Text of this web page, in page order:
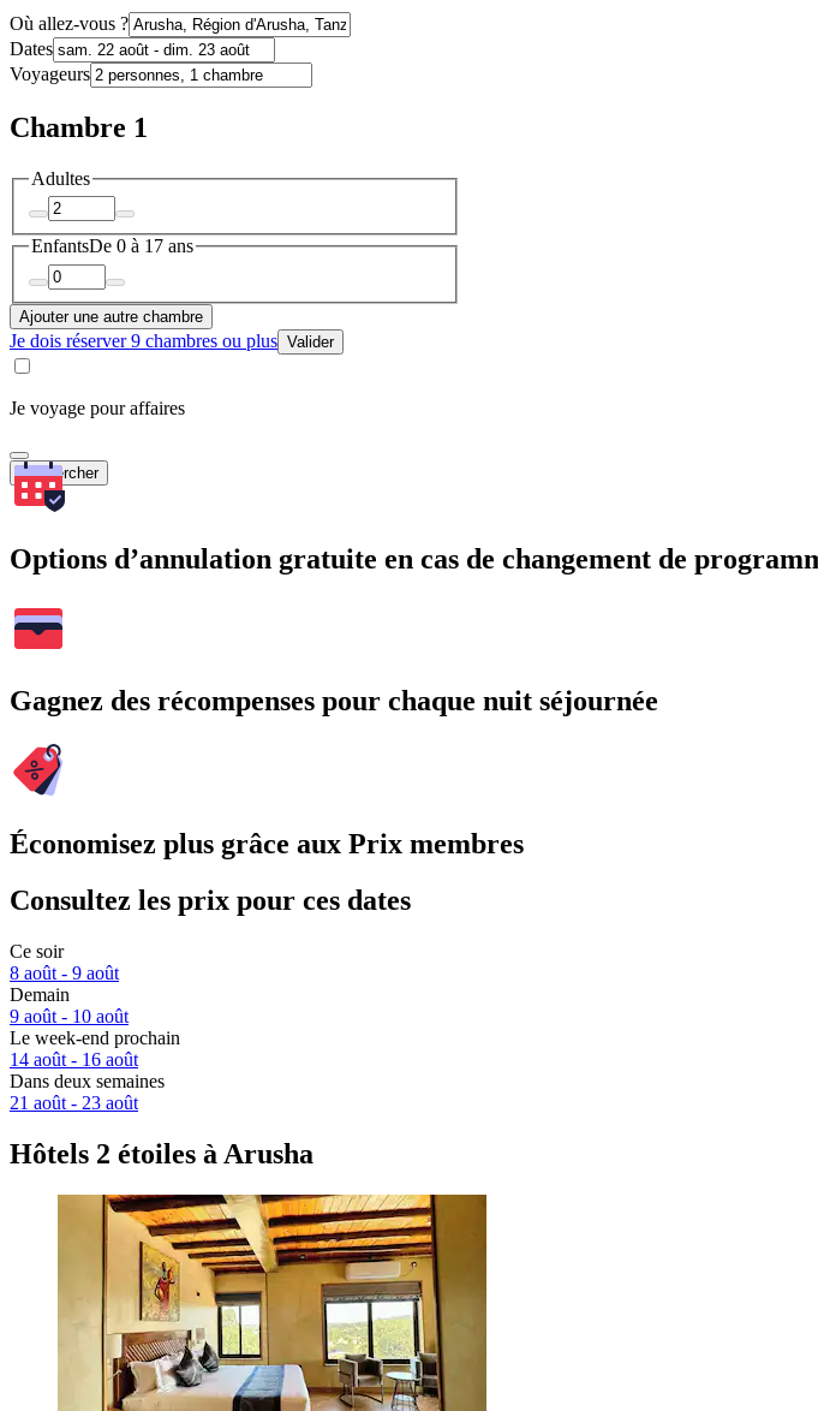
Où allez-vous ?
Dates
Voyageurs
Chambre 1
Adultes
EnfantsDe 0 à 17 ans
Ajouter une autre chambre
Je dois réserver 9 chambres ou plus Valider
Je voyage pour affaires
Rechercher
Options d’annulation gratuite en cas de changement de
Gagnez des récompenses pour chaque nuit séjournée
Économisez plus grâce aux Prix membres
Consultez les prix pour ces dates
Ce soir
8 août - 9 août
Demain
9 août - 10 août
Le week-end prochain
14 août - 16 août
Dans deux semaines
21 août - 23 août
Hôtels 2 étoiles à Arusha